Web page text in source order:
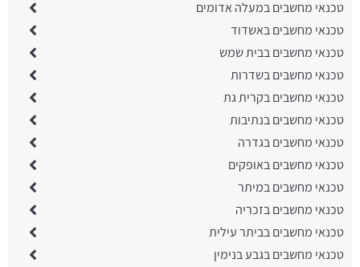
טכנאי מחשבים במעלה אדומים
טכנאי מחשבים באשדוד
טכנאי מחשבים בבית שמש
טכנאי מחשבים בשדרות
טכנאי מחשבים בקרית גת
טכנאי מחשבים בנתיבות
טכנאי מחשבים בגדרה
טכנאי מחשבים באופקים
טכנאי מחשבים במיתר
טכנאי מחשבים בזכריה
טכנאי מחשבים בביתר עילית
טכנאי מחשבים בגבע בנימין